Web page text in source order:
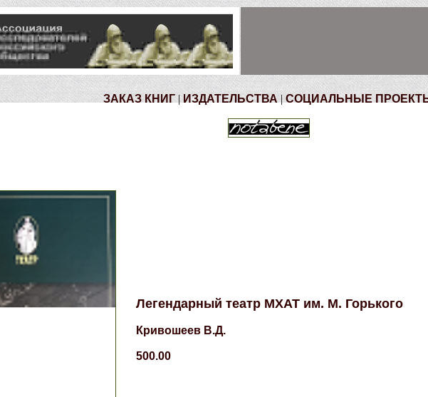
ЗАКАЗ КНИГ |ИЗДАТЕЛЬСТВА | СОЦИАЛЬНЫЕ
Легендарный театр МХАТ им. М. Горького
Кривошеев В.Д.
500.00